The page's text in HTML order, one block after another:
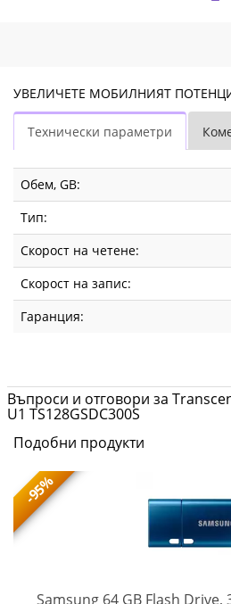
УВЕЛИЧЕТЕ МОБИЛНИЯТ
Технически параметри
Обем, GB:
Тип:
Скорост на четене:
Скорост на запис:
Гаранция:
Въпроси и отговори за
U1 TS128GSDC300S
Подобни продукти
-95%
Samsung 64 GB Flash Drive,